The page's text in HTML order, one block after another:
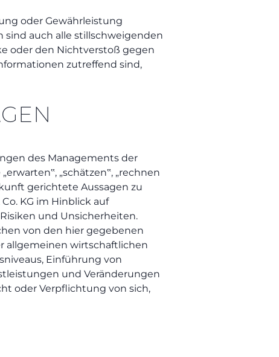
oder Gewährleistung
sind auch alle stillschweigenden
oder den Nichtverstoß gegen
zutreffend sind,
des Managements der
„schätzen‟, „rechnen
gerichtete Aussagen zu
KG im Hinblick auf
und Unsicherheiten.
von den hier gegebenen
allgemeinen wirtschaftlichen
Einführung von
und Veränderungen
oder Verpflichtung von sich,